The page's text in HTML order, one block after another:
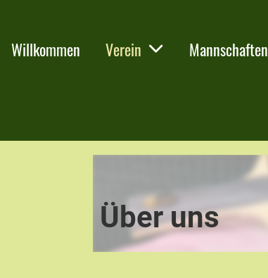
Willkommen Verein Mannschaften
Über uns